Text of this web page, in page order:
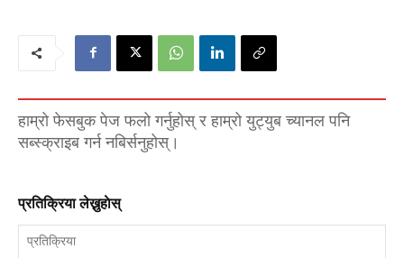
हाम्रो फेसबुक पेज फलो गर्नुहोस् र हाम्रो युट्युब च्यानल पनि
सब्स्क्राइब गर्न नबिर्सनुहोस्।
प्रतिक्रिया लेख्नुहाेस्